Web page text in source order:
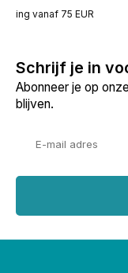
vanaf 75 EUR
Schrijf je in
Abonneer je op
blijven.